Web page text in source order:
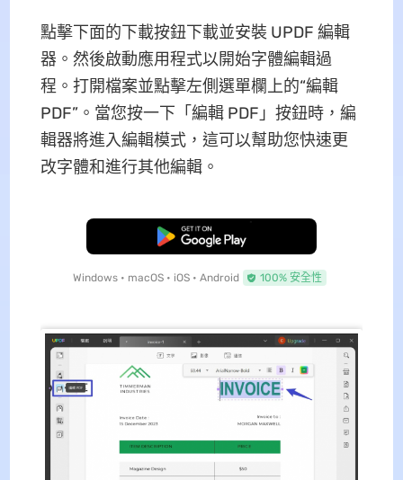
點擊下面的下載按鈕下載並安裝 UPDF 編輯
器。然後啟動應用程式以開始字體編輯過
程。打開檔案並點擊左側選單欄上的“編輯
PDF”。當您按一下「編輯 PDF」按鈕時，編
輯器將進入編輯模式，這可以幫助您快速更
改字體和進行其他編輯。
免費下載
Windows • macOS • iOS • Android 100% 安全性